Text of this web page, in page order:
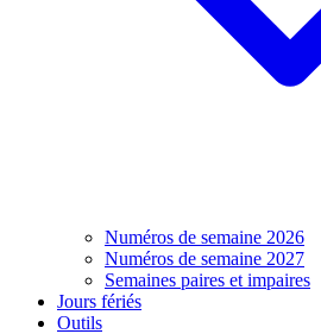
Numéros de semaine 2026
Numéros de semaine 2027
Semaines paires et impaires
Jours fériés
Outils